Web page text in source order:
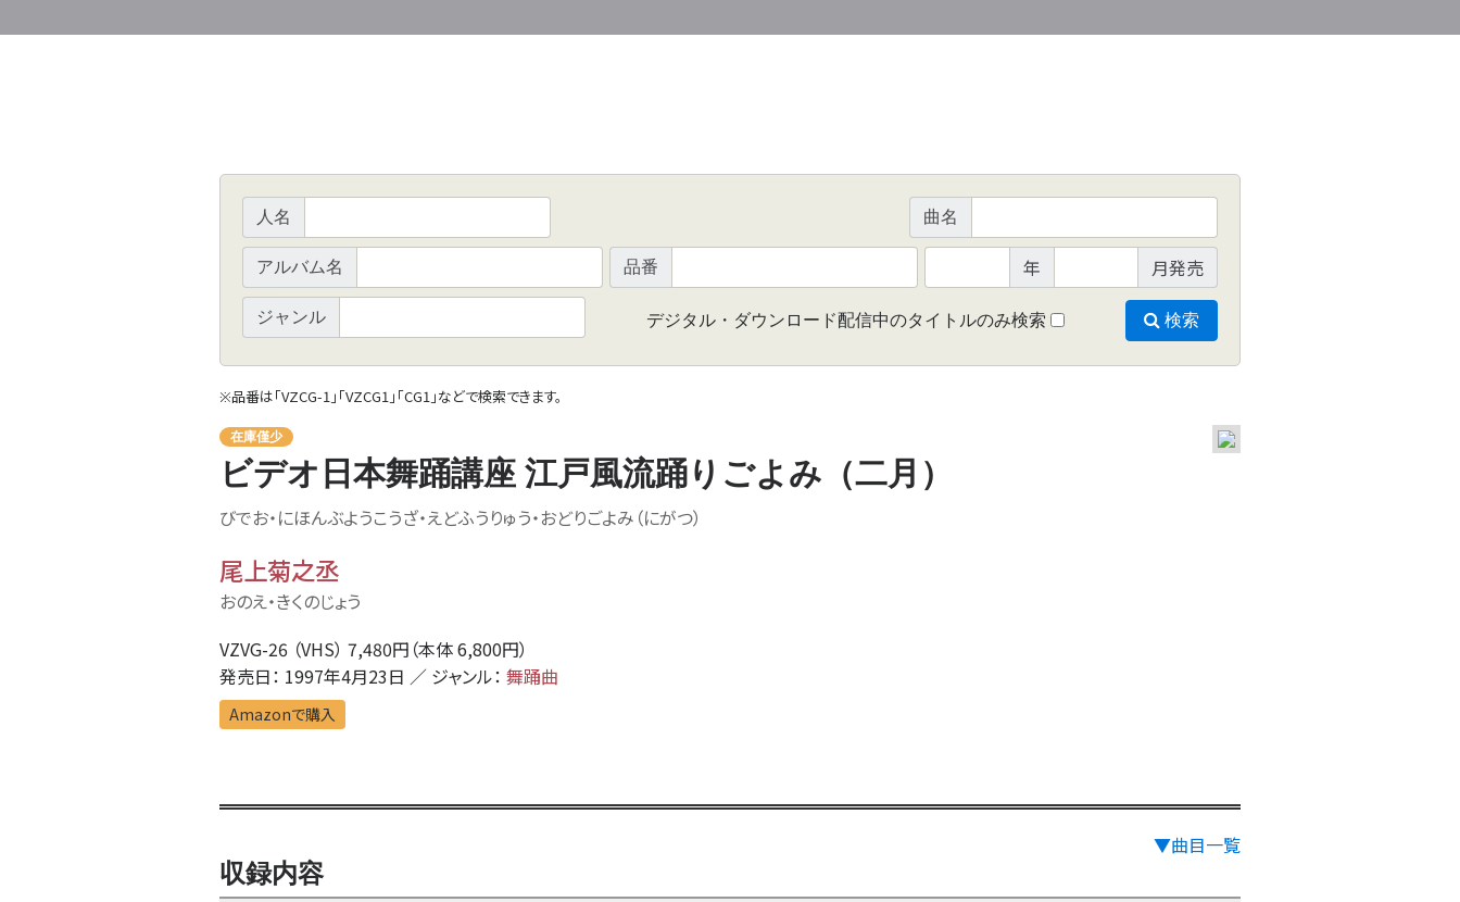
人名 曲名
アルバム名 品番 年 月発売
ジャンル デジタル・ダウンロード配信中のタイトルのみ検索 検索
※品番は「VZCG-1」「VZCG1」「CG1」などで検索できます。
在庫僅少
ビデオ日本舞踊講座 江戸風流踊りごよみ（二月）
びでお・にほんぶようこうざ・えどふうりゅう・おどりごよみ（にがつ）
尾上菊之丞
おのえ・きくのじょう
VZVG-26 （VHS） 7,480円（本体 6,800円）
発売日： 1997年4月23日 ／ ジャンル： 舞踊曲
Amazonで購入
▼曲目一覧
収録内容